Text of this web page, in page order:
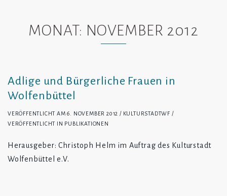
MONAT: NOVEMBER 2012
Adlige und Bürgerliche Frauen in
Wolfenbüttel
VERÖFFENTLICHT AM6. NOVEMBER 2012
KULTURSTADTWF
VERÖFFENTLICHT IN PUBLIKATIONEN
Herausgeber: Christoph Helm im Auftrag des Kulturstadt
Wolfenbüttel e.V.